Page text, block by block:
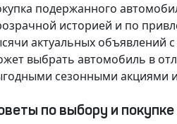
подержанного
историей и по
актуальных объявлений
выбрать автомобиль в
сезонными акциями
по выбору и